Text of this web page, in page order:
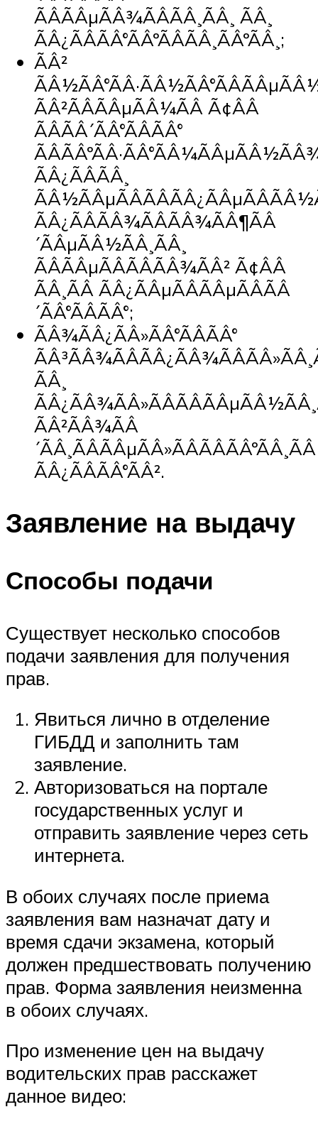
ÃÂÃÂµÃÂ¾ÃÂÃÂ¸ÃÂ¸ ÃÂ¸
ÃÂ¿ÃÂÃÂ°ÃÂºÃÂÃÂ¸ÃÂºÃÂ¸;
ÃÂ²
ÃÂ²ÃÂÃÂµÃÂ¼ÃÂ Ã¢ÂÂ
ÃÂÃÂ´ÃÂ°ÃÂÃÂ°
ÃÂ¿ÃÂÃÂ¸
ÃÂ¿ÃÂÃÂ¾ÃÂÃÂ¾ÃÂ¶ÃÂ
´ÃÂµÃÂ½ÃÂ¸ÃÂ¸
ÃÂÃÂµÃÂÃÂÃÂ¾ÃÂ² Ã¢ÂÂ
ÃÂ¸ÃÂ ÃÂ¿ÃÂµÃÂÃÂµÃÂÃÂ
´ÃÂ°ÃÂÃÂ°;
ÃÂ¾ÃÂ¿ÃÂ»ÃÂ°ÃÂÃÂ°
ÃÂ¸
ÃÂ²ÃÂ¾ÃÂ
´ÃÂ¸ÃÂÃÂµÃÂ»ÃÂÃÂÃÂºÃÂ¸ÃÂ
ÃÂ¿ÃÂÃÂ°ÃÂ².
Заявление на выдачу
Способы подачи
Существует несколько способов
подачи заявления для получения
прав.
Явиться лично в отделение
ГИБДД и заполнить там
заявление.
Авторизоваться на портале
государственных услуг и
отправить заявление через сеть
интернета.
В обоих случаях после приема
заявления вам назначат дату и
время сдачи экзамена, который
должен предшествовать получению
прав. Форма заявления неизменна
в обоих случаях.
Про изменение цен на выдачу
водительских прав расскажет
данное видео: